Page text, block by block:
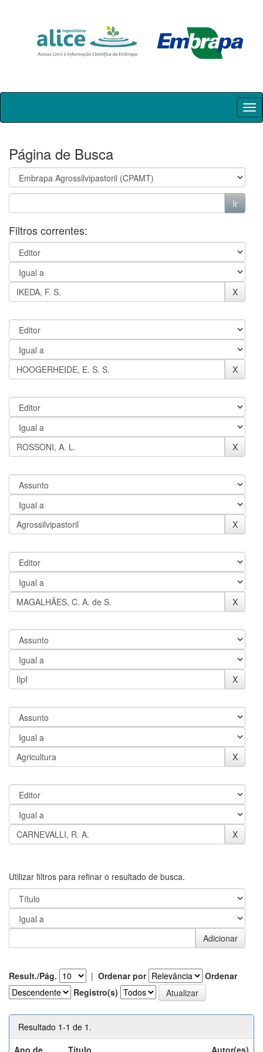
Skip
Página de Busca
Filtros correntes:
Utilizar filtros para refinar o resultado de busca.
Result./Pág. | Ordenar por
Ordenar
Registro(s)
Resultado 1-1 de 1.
Ano de
Título Autor(es)